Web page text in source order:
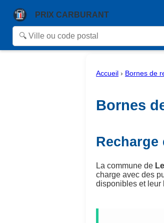
PRIX CARBURANT
Accueil › Bornes de
Bornes
Recharge
La commune de
charge avec des
disponibles et leur